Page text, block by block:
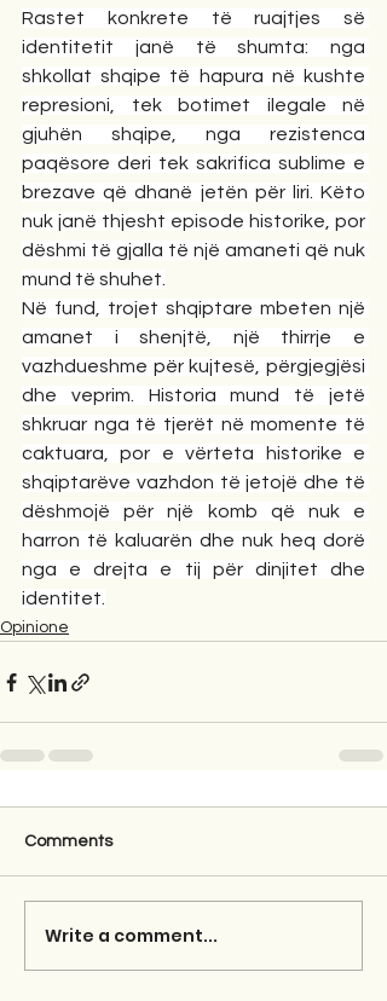
Rastet konkrete të ruajtjes së
identitetit janë të shumta: nga
shkollat shqipe të hapura në kushte
represioni, tek botimet ilegale në
gjuhën shqipe, nga rezistenca
paqësore deri tek sakrifica sublime e
brezave që dhanë jetën për liri. Këto
nuk janë thjesht episode historike, por
dëshmi të gjalla të një amaneti që nuk
mund të shuhet.
Në fund, trojet shqiptare mbeten një
amanet i shenjtë, një thirrje e
vazhdueshme për kujtesë, përgjegjësi
dhe veprim. Historia mund të jetë
shkruar nga të tjerët në momente të
caktuara, por e vërteta historike e
shqiptarëve vazhdon të jetojë dhe të
dëshmojë për një komb që nuk e
harron të kaluarën dhe nuk heq dorë
nga e drejta e tij për dinjitet dhe
identitet.
Opinione
Comments
Write a comment...